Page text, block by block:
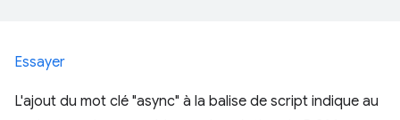
Essayer
L'ajout du mot clé "async" à la balise de script indique au